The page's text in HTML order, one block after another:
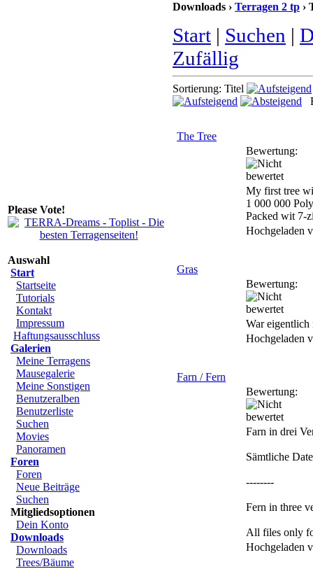
Please Vote!
Auswahl
Start
Startseite
Tutorials
Kontakt
Impressum
Haftungsausschluss
Galerien
Meine Terragens
Mausegalerie
Meine Sonstigen
Benutzeralben
Benutzerliste
Suchen
Movies
Panoramen
Foren
Foren
Neue Beiträge
Suchen
Mitgliedsoptionen
Dein Konto
Downloads
Downloads
Trees/Bäume
Downloads › Terragen 2 tp ›
Start | Suchen |
Zufällig
Sortierung: Titel
The Tree
Bewertung:
My first tree
1 000 000
Packed wit 7-
Hochgeladen
Gras
Bewertung:
War eigentlich
Hochgeladen
Farn / Fern
Bewertung:
Farn in drei
Sämtliche
--------
Fern in three
All files only
Hochgeladen